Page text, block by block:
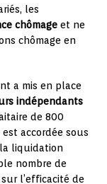
les
chômage et ne
chômage en
a mis en place
indépendants
de 800
accordée sous
liquidation
nombre de
l’efficacité de